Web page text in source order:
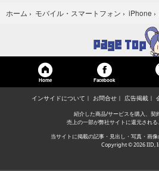
ホーム › モバイル・スマートフォン › iPhone ›
Home Facebook
インサイドについて お問合せ 広告掲載
紹介した商品/サービスを購入、契
売上の一部が弊社サイトに還元される
当サイトに掲載の記事・見出し・写真・画像
Copyright © 2026 IID,